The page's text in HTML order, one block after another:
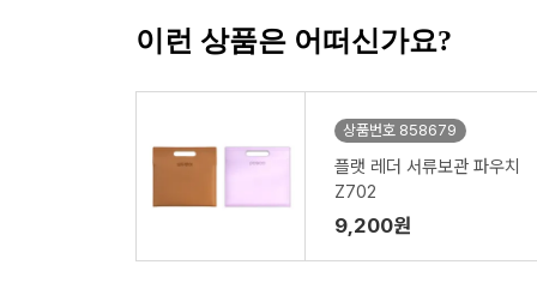
이런 상품은 어떠신가요?
상품번호 858679
플랫 레더 서류보관 파우치
Z702
9,200원